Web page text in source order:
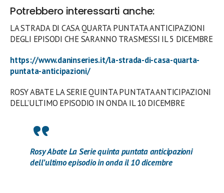
Potrebbero interessarti anche:
LA STRADA DI CASA QUARTA PUNTATA ANTICIPAZIONI
DEGLI EPISODI CHE SARANNO TRASMESSI IL 5 DICEMBRE
https://www.daninseries.it/la-strada-di-casa-quarta-
puntata-anticipazioni/
ROSY ABATE LA SERIE QUINTA PUNTATA ANTICIPAZIONI
DELL’ULTIMO EPISODIO IN ONDA IL 10 DICEMBRE
Rosy Abate La Serie quinta puntata anticipazioni
dell’ultimo episodio in onda il 10 dicembre